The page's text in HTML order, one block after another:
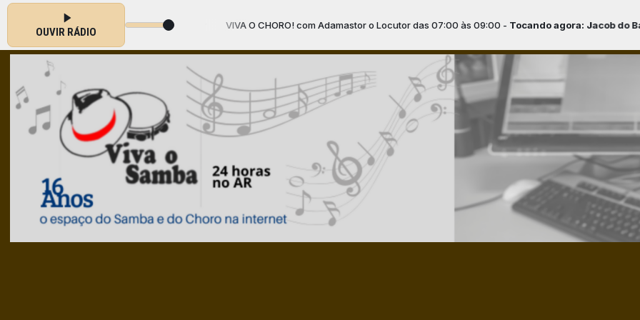
OUVIR RÁDIO
VIVA O CHORO! com Adamastor o Locutor das 07:00 às 09:00 -Tocando agora: Jacob do Bandolim -